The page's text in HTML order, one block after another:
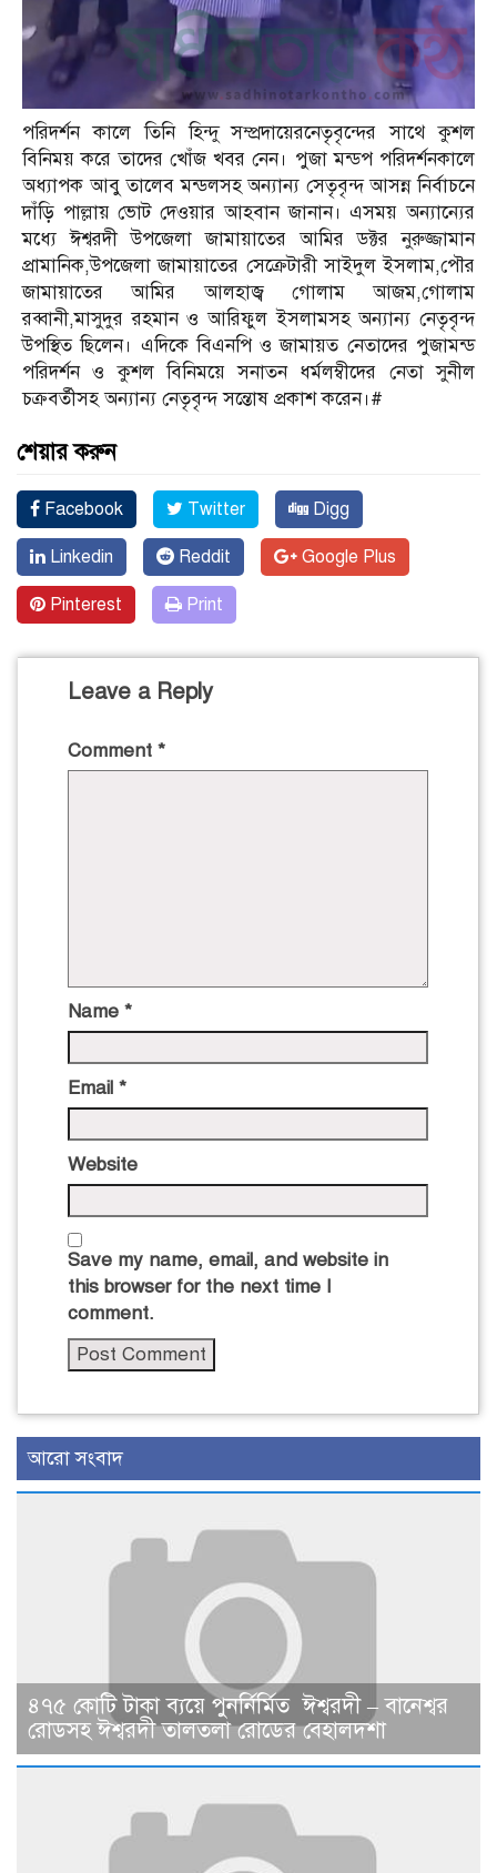
পরিদর্শন কালে তিনি হিন্দু সম্প্রদায়েরনেতৃবৃন্দের সাথে কুশল
বিনিময় করে তাদের খোঁজ খবর নেন। পুজা মন্ডপ পরিদর্শনকালে
অধ্যাপক আবু তালেব মন্ডলসহ অন্যান্য সেতৃবৃন্দ আসন্ন নির্বাচনে
দাঁড়ি পাল্লায় ভোট দেওয়ার আহবান জানান। এসময় অন্যান্যের
মধ্যে ঈশ্বরদী উপজেলা জামায়াতের আমির ডক্টর নুরুজ্জামান
প্রামানিক,উপজেলা জামায়াতের সেক্রেটারী সাইদুল ইসলাম,পৌর
জামায়াতের আমির আলহাজ্ব গোলাম আজম,গোলাম
রব্বানী,মাসুদুর রহমান ও আরিফুল ইসলামসহ অন্যান্য নেতৃবৃন্দ
উপস্থিত ছিলেন। এদিকে বিএনপি ও জামায়ত নেতাদের পুজামন্ড
পরিদর্শন ও কুশল বিনিময়ে সনাতন ধর্মলম্বীদের নেতা সুনীল
চক্রবর্তীসহ অন্যান্য নেতৃবৃন্দ সন্তোষ প্রকাশ করেন।#
শেয়ার করুন
Facebook Twitter Digg
Linkedin Reddit Google Plus
Pinterest Print
Leave a Reply
Comment *
Name *
Email *
Website
Save my name, email, and website in
this browser for the next time I
comment.
আরো সংবাদ
৪৭৫ কোটি টাকা ব্যয়ে পুনর্নির্মিত ঈশ্বরদী – বানেশ্বর
রোডসহ ঈশ্বরদী তালতলা রোডের বেহালদশা